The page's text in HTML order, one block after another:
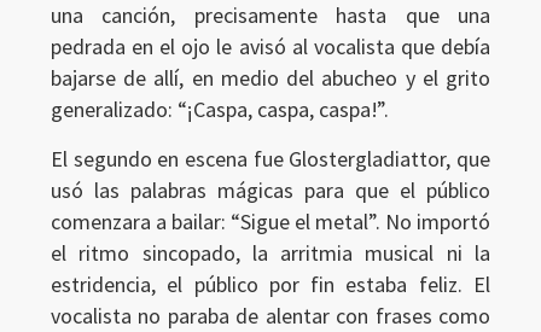
una canción, precisamente hasta que una
pedrada en el ojo le avisó al vocalista que debía
bajarse de allí, en medio del abucheo y el grito
generalizado: “¡Caspa, caspa, caspa!”.
El segundo en escena fue Glostergladiattor, que
usó las palabras mágicas para que el público
comenzara a bailar: “Sigue el metal”. No importó
el ritmo sincopado, la arritmia musical ni la
estridencia, el público por fin estaba feliz. El
vocalista no paraba de alentar con frases como